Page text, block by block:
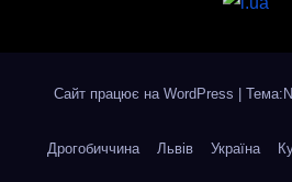
Сайт працює на WordPress
Дрогобиччина Львів Україна